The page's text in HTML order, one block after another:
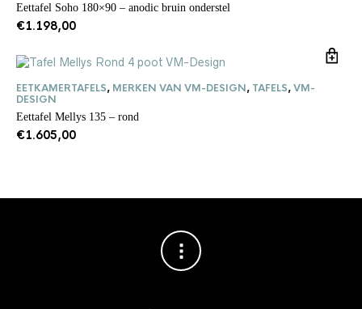
Eettafel Soho 180×90 – anodic bruin onderstel
€1.198,00
EETKAMERTAFELS, MERKEN VAN VM-DESIGN, TAFELS,VM-
DESIGN
Eettafel Mellys 135 – rond
€1.605,00